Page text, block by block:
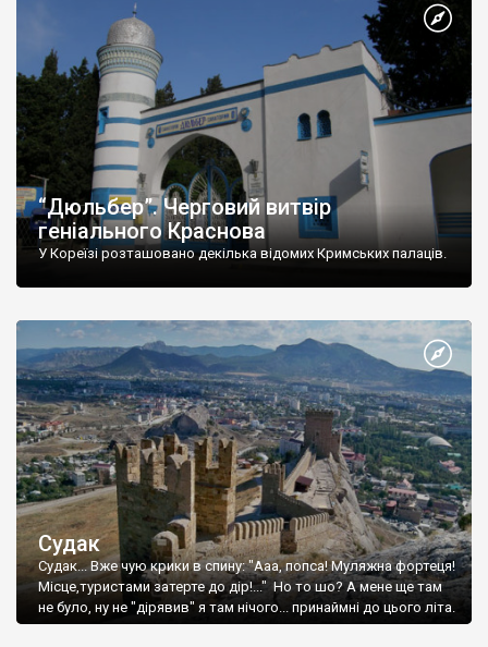
“Дюльбер”. Черговий витвір
геніального Краснова
У Кореїзі розташовано декілька відомих Кримських палаців.
Судак
Судак... Вже чую крики в спину: "Ааа, попса! Муляжна фортеця!
Місце,туристами затерте до дір!..." Но то шо? А мене ще там
не було, ну не "дірявив" я там нічого... принаймні до цього літа.